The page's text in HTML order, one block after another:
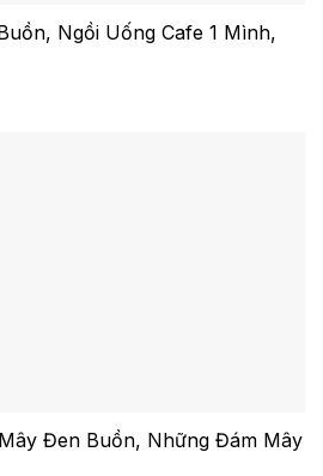
Ngồi Uống Cafe 1 Mình,
Đen Buồn, Những Đám Mây